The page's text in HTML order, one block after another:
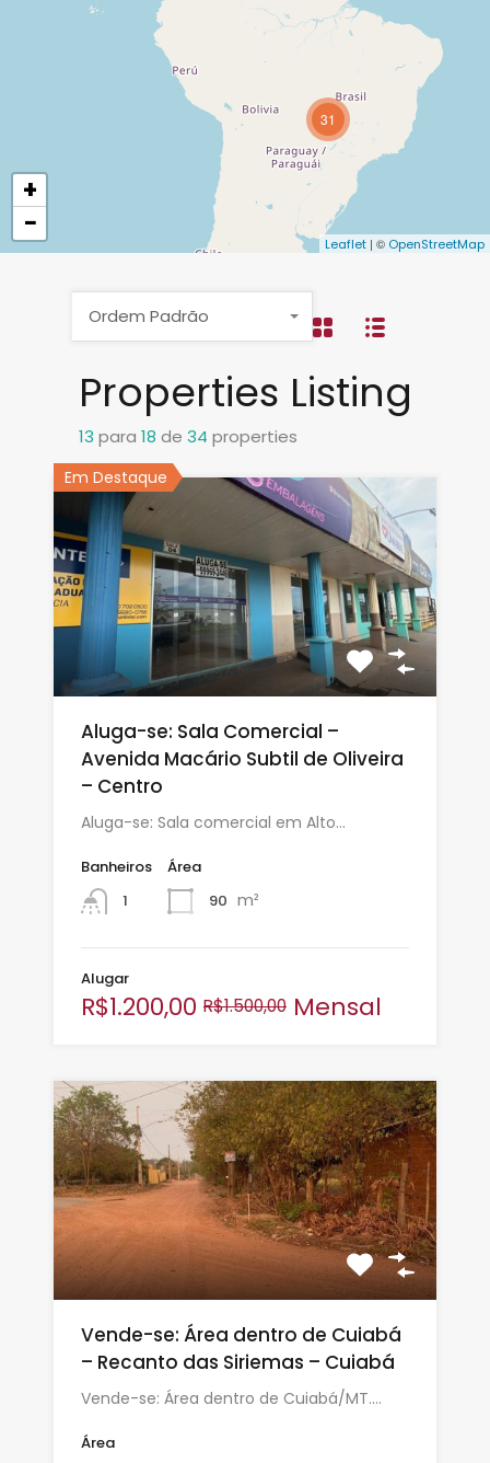
31
+
−
Leaflet | © OpenStreetMap
Properties Listing
13 para 18 de 34 properties
Ordem Padrão
Em Destaque
Aluga-se: Sala Comercial –
Avenida Macário Subtil de Oliveira
– Centro
Aluga-se: Sala comercial em Alto…
Banheiros
1
Área
90 m²
Alugar
R$1.200,00 R$1.500,00 Mensal
Vende-se: Área dentro de Cuiabá
– Recanto das Siriemas – Cuiabá
Vende-se: Área dentro de Cuiabá/MT.…
Área